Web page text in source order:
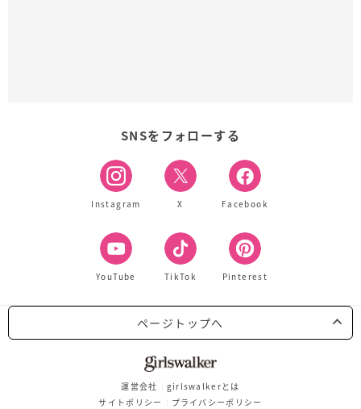
SNSをフォローする
Instagram X Facebook
YouTube TikTok Pinterest
ページトップへ
運営会社
girlswalkerとは
サイトポリシー
プライバシーポリシー